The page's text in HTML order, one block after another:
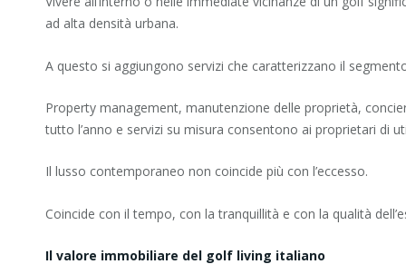
ad alta densità urbana.
A questo si aggiungono servizi che caratterizzano il
Property management, manutenzione delle proprietà,
tutto l’anno e servizi su misura consentono ai proprietari di
Il lusso contemporaneo non coincide più con l’eccesso.
Coincide con il tempo, con la tranquillità e con la qualità
Il valore immobiliare del golf living italiano